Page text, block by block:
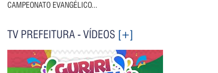
CAMPEONATO EVANGÉLICO...
TV PREFEITURA - VÍDEOS [+]